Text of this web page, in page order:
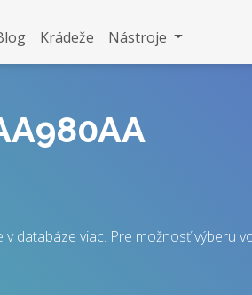
Krádeže Nástroje
databáze viac. Pre možnosť výberu